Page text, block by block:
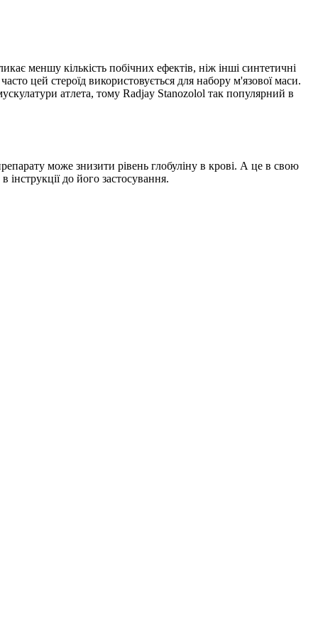
меншу кількість побічних ефектів, ніж інші синтетичні
цей стероїд використовується для набору м'язової маси.
атлета, тому Radjay Stanozolol так популярний в
може знизити рівень глобуліну в крові. А це в свою
до його застосування.